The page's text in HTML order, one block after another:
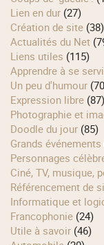
Lien en dur (27)
Création de site (38)
Actualités du Net
Liens utiles (115)
Apprendre à se
Un peu d'humour
Expression libre (87)
Photographie et
Doodle du jour (85)
Grands événements
Personnages
Ciné, TV, musique,
Référencement de
Informatique et
Francophonie (24)
Utile à savoir (46)